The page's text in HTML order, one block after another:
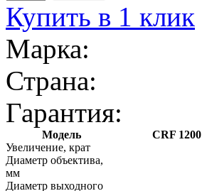
Купить в 1 клик
Марка:
Страна:
Гарантия:
Модель
CRF 1200
Увеличение, крат
Диаметр объектива,
мм
Диаметр выходного